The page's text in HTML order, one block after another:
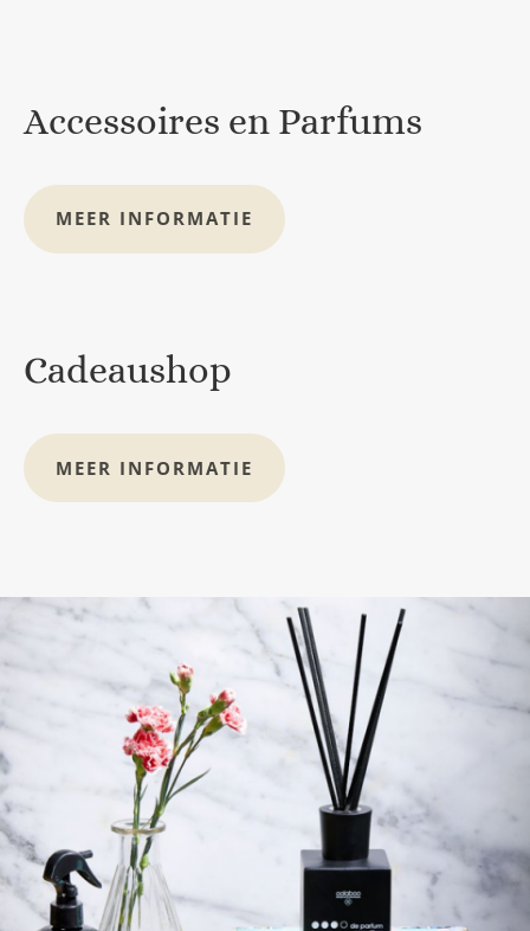
Accessoires en Parfums
MEER INFORMATIE
Cadeaushop
MEER INFORMATIE